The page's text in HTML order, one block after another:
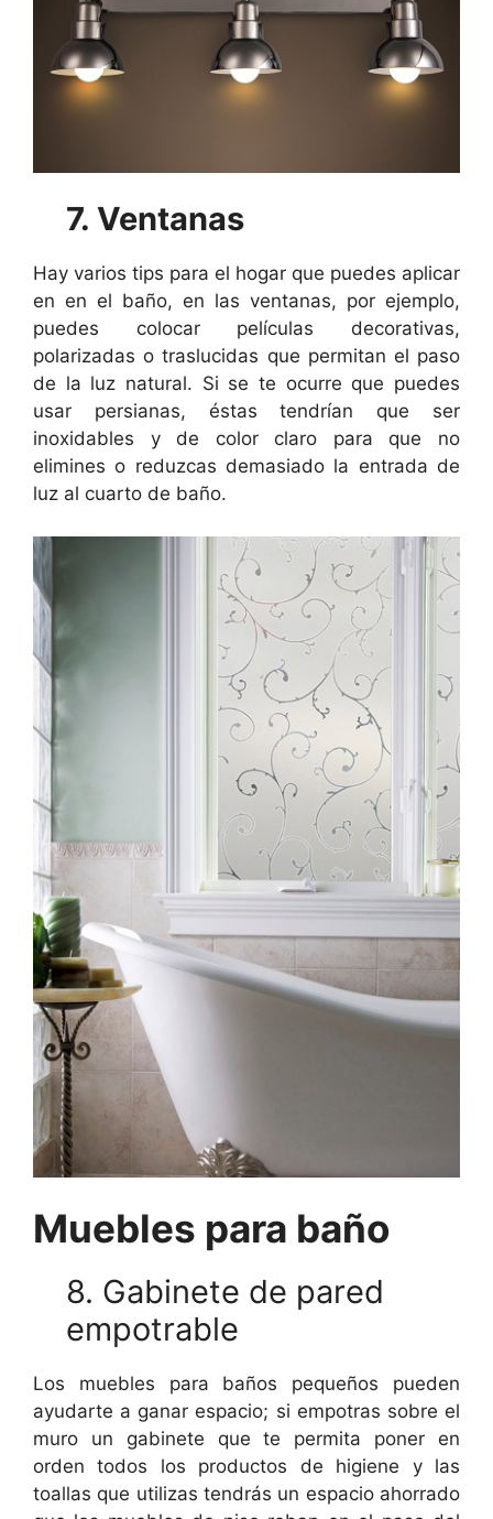
7. Ventanas
Hay varios tips para el hogar que puedes aplicar
en en el baño, en las ventanas, por ejemplo,
puedes colocar películas decorativas,
polarizadas o traslucidas que permitan el paso
de la luz natural. Si se te ocurre que puedes
usar persianas, éstas tendrían que ser
inoxidables y de color claro para que no
elimines o reduzcas demasiado la entrada de
luz al cuarto de baño.
Muebles para baño
8. Gabinete de pared
empotrable
Los muebles para baños pequeños pueden
ayudarte a ganar espacio; si empotras sobre el
muro un gabinete que te permita poner en
orden todos los productos de higiene y las
toallas que utilizas tendrás un espacio ahorrado